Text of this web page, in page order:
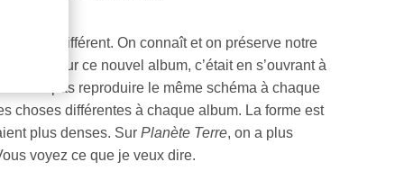
de différent. On connaît et on préserve notre
Sur ce nouvel album, c’était en s’ouvrant à
de ne pas reproduire le même schéma à chaque
choses différentes à chaque album. La forme est
plus denses. Sur Planète Terre, on a plus
voyez ce que je veux dire.